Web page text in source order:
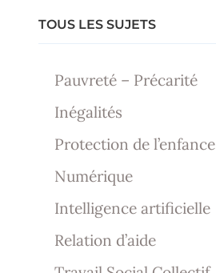
TOUS LES SUJETS
Pauvreté – Précarité
Inégalités
Protection de l’enfance
Numérique
Intelligence artificielle
Relation d’aide